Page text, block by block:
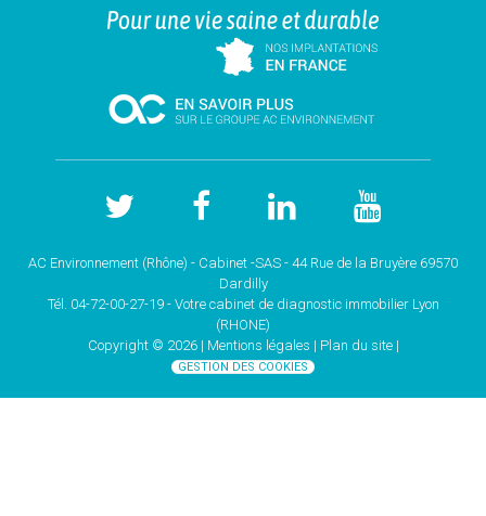
AC Environnement (Rhône) - Cabinet -SAS - 44 Rue de la Bruyère 69570
Dardilly
Tél. 04-72-00-27-19 - Votre cabinet de diagnostic immobilier Lyon
(RHONE)
Copyright © 2026 | Mentions légales | Plan du site|
GESTION DES COOKIES